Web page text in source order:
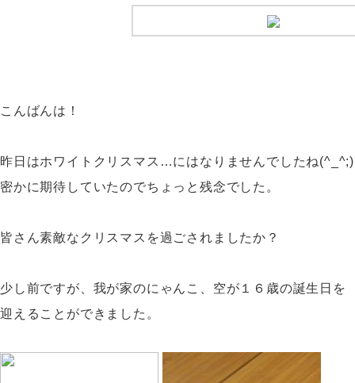
こんばんは！
昨日はホワイトクリスマス…にはなりませんでしたね(^_^;)
密かに期待していたのでちょっと残念でした。
皆さん素敵なクリスマスを過ごされましたか？
少し前ですが、我が家のにゃんこ、空が１６歳の誕生日を
迎えることができました。